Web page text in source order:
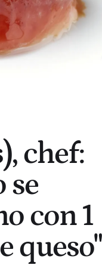
chef:
se
con 1
queso"